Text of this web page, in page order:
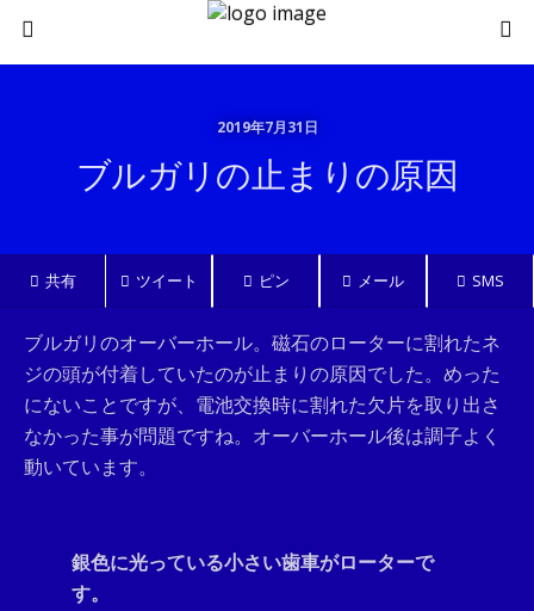
2019年7月31日
ブルガリの止まりの原因
共有 ツイート ピン メール SMS
ブルガリのオーバーホール。磁石のローターに割れたネ
ジの頭が付着していたのが止まりの原因でした。めった
にないことですが、電池交換時に割れた欠片を取り出さ
なかった事が問題ですね。オーバーホール後は調子よく
動いています。
銀色に光っている小さい歯車がローターで
す。